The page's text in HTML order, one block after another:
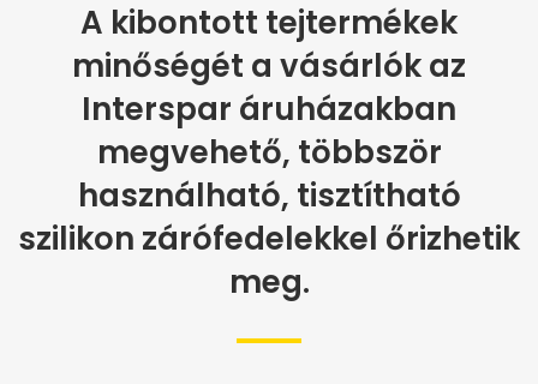
A kibontott tejtermékek
minőségét a vásárlók az
Interspar áruházakban
megvehető, többször
használható, tisztítható
szilikon zárófedelekkel őrizhetik
meg.